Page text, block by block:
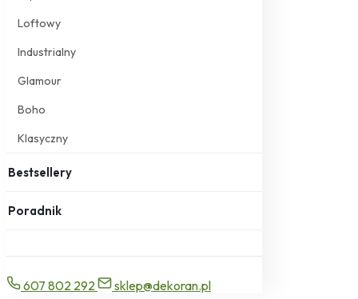
Loftowy
Industrialny
Glamour
Boho
Klasyczny
Bestsellery
Poradnik
607 802 292
sklep@dekoran.pl